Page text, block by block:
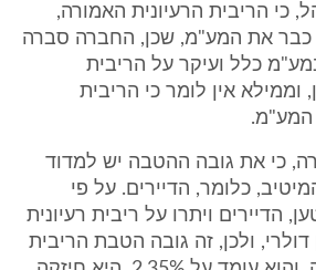
כי הריבית הרעיונית האמורה,
כבר את המע"מ, שכן, החברה סברה
כלל ועיקר על הריבית
וממילא אין לומר כי הריבית
המע"מ.
כי את גובה ההטבה יש למדוד
כלומר, הדיירים. על פי
הדיירים ויתרו על ריבית רעיונית
ולכן, זה גובה הטבת הריבית